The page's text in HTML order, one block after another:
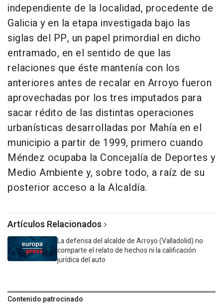
independiente de la localidad, procedente de
Galicia y en la etapa investigada bajo las
siglas del PP, un papel primordial en dicho
entramado, en el sentido de que las
relaciones que éste mantenía con los
anteriores antes de recalar en Arroyo fueron
aprovechadas por los tres imputados para
sacar rédito de las distintas operaciones
urbanísticas desarrolladas por Mahía en el
municipio a partir de 1999, primero cuando
Méndez ocupaba la Concejalía de Deportes y
Medio Ambiente y, sobre todo, a raíz de su
posterior acceso a la Alcaldía.
Artículos Relacionados
La defensa del alcalde de Arroyo (Valladolid) no
comparte el relato de hechos ni la calificación
jurídica del auto
Contenido patrocinado